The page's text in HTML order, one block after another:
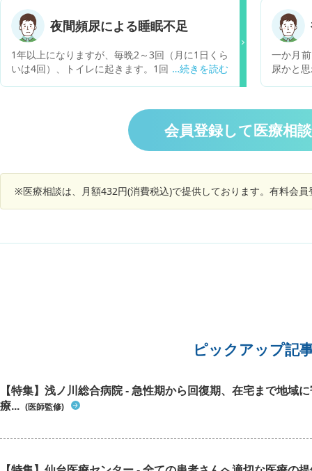
が、クリニックによっては切除してもらえるので
しょうか？ また食生活や生活習慣で気を付けるこ
とはありますか？
と書い
のが精
男性に
と言わ
ーがあ
ょう。
に飲む
ったそ
夜間頻尿による睡眠不足
1年以上になりますが、毎晩2～3回（月に1日くら
いは4回）、トイレに起きます。1回の尿量は約30
が、熟睡できず、寝不足感に悩んでいます。日中
は昼食後に睡魔に襲われルことがあり、しばしば
昼寝をします。慢性的に体がだるく、困っていま
す。どのようにしたら良いでしょうか、ご教示く
一か月
尿かと
なくな
肩の鎖
がある
だと言
うか。
会員登録して医療相
※医療相談は、月額432円(消費税込)で提供しております。有料会
ピックアップ記
【特集】浅ノ川総合病院 - 急性期から回復期、在宅まで地域
療... (医師監修)